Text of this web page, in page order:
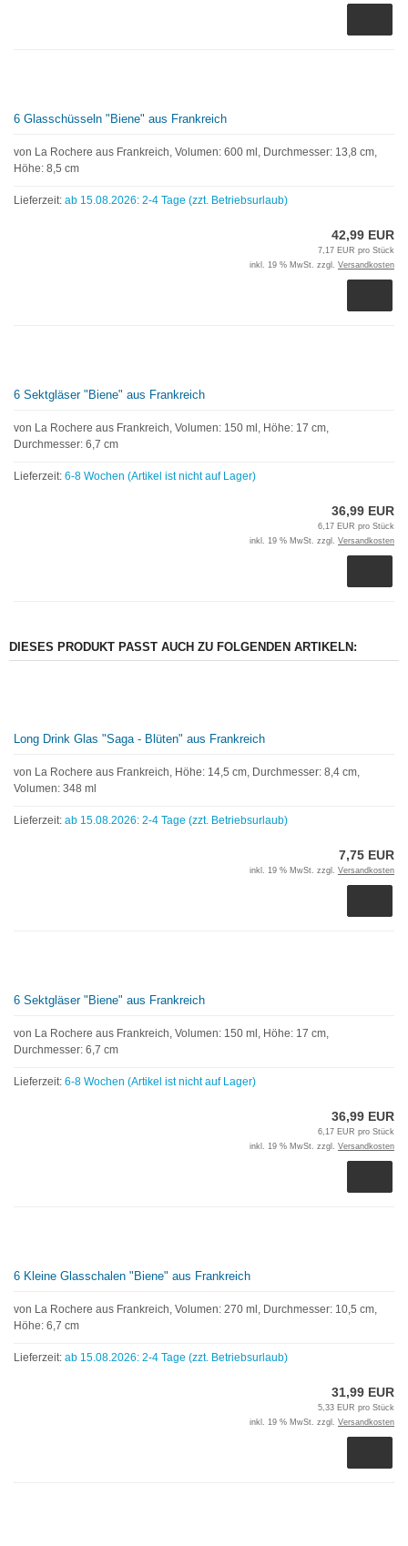
6 Glasschüsseln "Biene" aus Frankreich
von La Rochere aus Frankreich, Volumen: 600 ml, Durchmesser: 13,8 cm,
Höhe: 8,5 cm
Lieferzeit: ab 15.08.2026: 2-4 Tage (zzt. Betriebsurlaub)
42,99 EUR
7,17 EUR pro Stück
inkl. 19 % MwSt. zzgl. Versandkosten
6 Sektgläser "Biene" aus Frankreich
von La Rochere aus Frankreich, Volumen: 150 ml, Höhe: 17 cm,
Durchmesser: 6,7 cm
Lieferzeit: 6-8 Wochen (Artikel ist nicht auf Lager)
36,99 EUR
6,17 EUR pro Stück
inkl. 19 % MwSt. zzgl. Versandkosten
DIESES PRODUKT PASST AUCH ZU FOLGENDEN ARTIKELN:
Long Drink Glas "Saga - Blüten" aus Frankreich
von La Rochere aus Frankreich, Höhe: 14,5 cm, Durchmesser: 8,4 cm,
Volumen: 348 ml
Lieferzeit: ab 15.08.2026: 2-4 Tage (zzt. Betriebsurlaub)
7,75 EUR
inkl. 19 % MwSt. zzgl. Versandkosten
6 Sektgläser "Biene" aus Frankreich
von La Rochere aus Frankreich, Volumen: 150 ml, Höhe: 17 cm,
Durchmesser: 6,7 cm
Lieferzeit: 6-8 Wochen (Artikel ist nicht auf Lager)
36,99 EUR
6,17 EUR pro Stück
inkl. 19 % MwSt. zzgl. Versandkosten
6 Kleine Glasschalen "Biene" aus Frankreich
von La Rochere aus Frankreich, Volumen: 270 ml, Durchmesser: 10,5 cm,
Höhe: 6,7 cm
Lieferzeit: ab 15.08.2026: 2-4 Tage (zzt. Betriebsurlaub)
31,99 EUR
5,33 EUR pro Stück
inkl. 19 % MwSt. zzgl. Versandkosten